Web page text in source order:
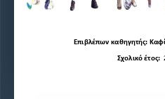
Επιβλέπων καθηγητής:
Σχολικό έτος: